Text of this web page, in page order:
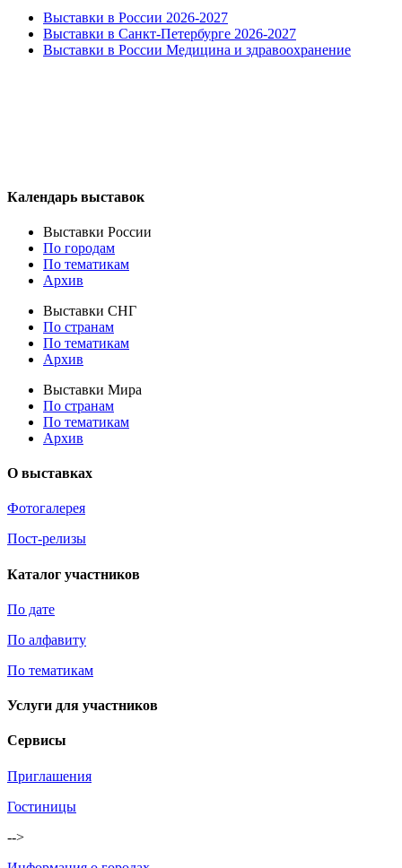
Выставки в России 2026-2027
Выставки в Санкт-Петербурге 2026-2027
Выставки в России Медицина и здравоохранение
Календарь выставок
Выставки России
По городам
По тематикам
Архив
Выставки СНГ
По странам
По тематикам
Архив
Выставки Мира
По странам
По тематикам
Архив
О выставках
Фотогалерея
Пост-релизы
Каталог участников
По дате
По алфавиту
По тематикам
Услуги для участников
Сервисы
Приглашения
Гостиницы
-->